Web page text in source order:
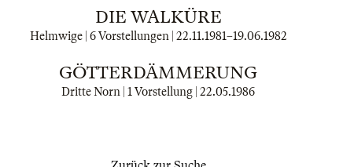
DIE WALKÜRE
Helmwige | 6 Vorstellungen | 22.11.1981–19.06.1982
GÖTTERDÄMMERUNG
Dritte Norn | 1 Vorstellung | 22.05.1986